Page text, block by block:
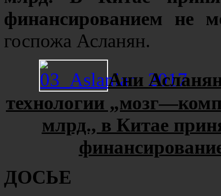
финансированием не
госпожа Асланян.
Ани
технологии
млрд., в Китае
ДОСЬЕ